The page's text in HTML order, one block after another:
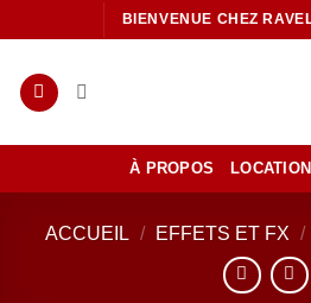
au
contenu
BIENVENUE CHEZ
À PROPOS LOCATION
ACCUEIL / EFFETS ET FX /